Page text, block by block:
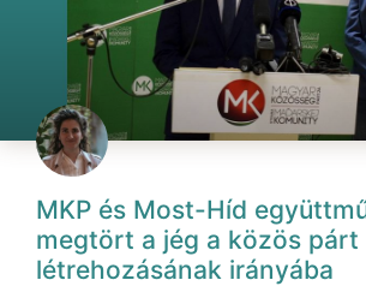
MKP és Most-Híd
megtört a jég a közös párt
létrehozásának irányába